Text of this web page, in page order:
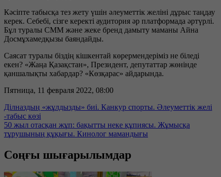
Кәсіпте табысқа тез жету үшін әлеуметтік желіні дұрыс таңдау
керек. Себебі, сізге керекті аудитория әр платформада әртүрлі.
Бұл туралы СММ және жеке бренд дамыту маманы Айна
Досмұхамедқызы баяндайды.
Саясат туралы біздің кішкентай көрермендеріміз не біледі
екен? «Жаңа Қазақстан», Президент, депутаттар жөнінде
қаншалықты хабардар? «Көзқарас» айдарында.
Пятница, 11 февраля 2022, 08:00
Ділназдың «жұлдызды» биі. Канкур спорты. Әлеуметтік желі
-табыс көзі
50 жыл отасқан жұп: бақытты неке құпиясы. Жұмысқа
тұрушының құқығы. Кинолог мамандығы
Соңғы шығарылымдар